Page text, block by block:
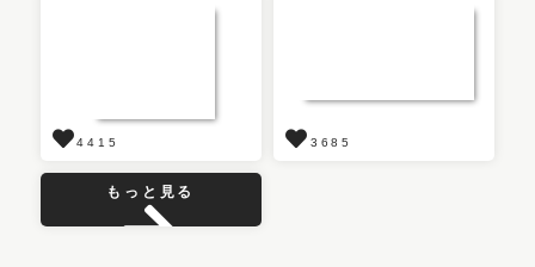
4415 3685
もっと見る